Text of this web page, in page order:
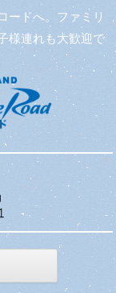
ードへ。ファミリ
様連れも大歓迎で
コンテン